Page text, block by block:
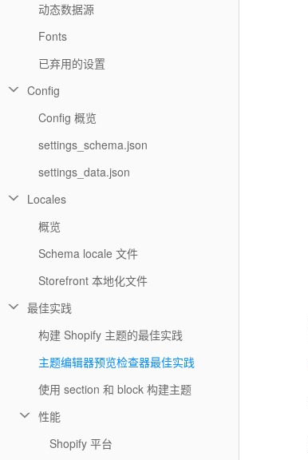
动态数据源
Fonts
已弃用的设置
Config
Config 概览
settings_schema.json
settings_data.json
Locales
概览
Schema locale 文件
Storefront 本地化文件
最佳实践
构建 Shopify 主题的最佳实践
主题编辑器预览检查器最佳实践
使用 section 和 block 构建主题
性能
Shopify 平台